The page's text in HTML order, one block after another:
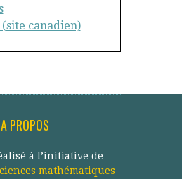
(site canadien)
A PROPOS
à l’initiative de
mathématiques